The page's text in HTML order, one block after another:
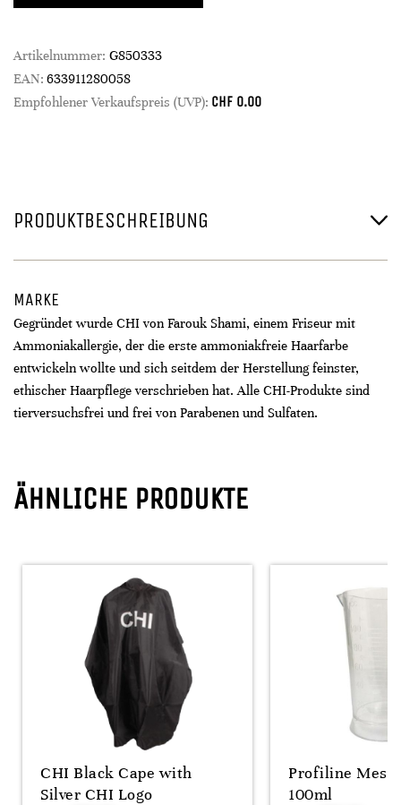
Artikelnummer: G850333
EAN: 633911280058
Empfohlener Verkaufspreis (UVP): CHF 0.00
PRODUKTBESCHREIBUNG
MARKE
Gegründet wurde CHI von Farouk Shami, einem Friseur mit
Ammoniakallergie, der die erste ammoniakfreie Haarfarbe
entwickeln wollte und sich seitdem der Herstellung feinster,
ethischer Haarpflege verschrieben hat. Alle CHI-Produkte sind
tierversuchsfrei und frei von Parabenen und Sulfaten.
ÄHNLICHE PRODUKTE
CHI Black Cape with
Silver CHI Logo
Profiline
100ml